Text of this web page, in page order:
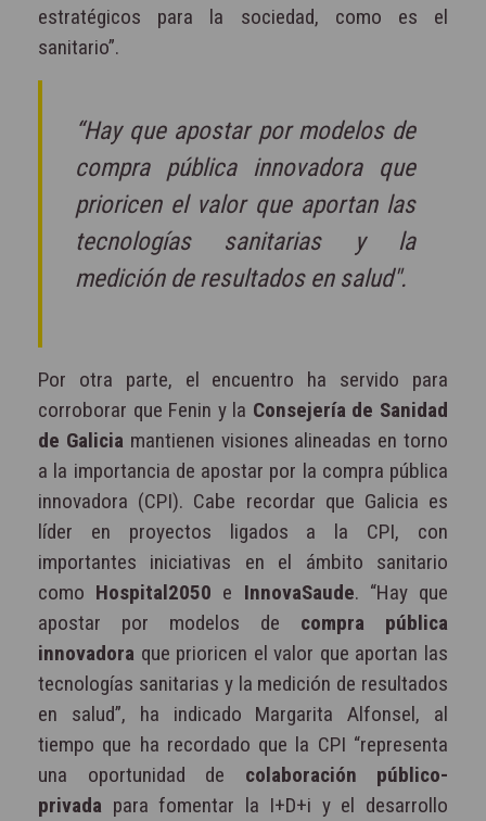
estratégicos para la sociedad, como es el
sanitario”.
“Hay que apostar por modelos de
compra pública innovadora que
prioricen el valor que aportan las
tecnologías sanitarias y la
medición de resultados en salud".
Por otra parte, el encuentro ha servido para
corroborar que Fenin y la Consejería de Sanidad
de Galiciamantienen visiones alineadas en torno
a la importancia de apostar por la compra pública
innovadora (CPI). Cabe recordar que Galicia es
líder en proyectos ligados a la CPI, con
importantes iniciativas en el ámbito sanitario
como Hospital2050 e InnovaSaude. “Hay que
apostar por modelos de compra pública
innovadora que prioricen el valor que aportan las
tecnologías sanitarias y la medición de resultados
en salud”, ha indicado Margarita Alfonsel, al
tiempo que ha recordado que la CPI “representa
una oportunidad de colaboración público-
privada para fomentar la I+D+i y el desarrollo